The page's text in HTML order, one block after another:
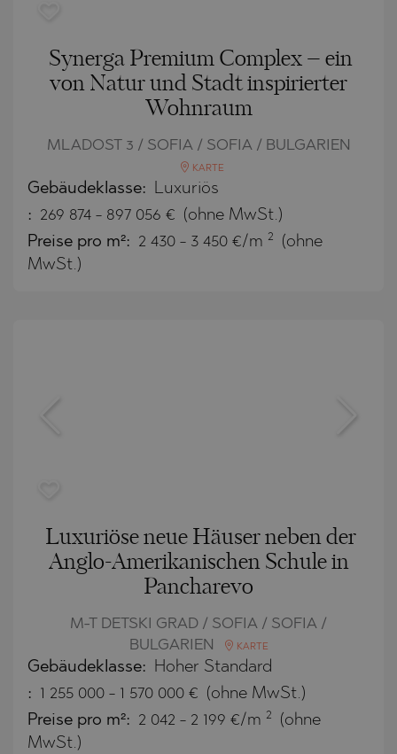
Synerga Premium Complex – ein
von Natur und Stadt inspirierter
Wohnraum
MLADOST 3 / SOFIA / SOFIA / BULGARIEN
KARTE
Gebäudeklasse: Luxuriös
: 269 874 - 897 056 € (ohne MwSt.)
Preise pro m²: 2 430 - 3 450 €/m 2
(ohne
MwSt.)
Luxuriöse neue Häuser neben der
Anglo-Amerikanischen Schule in
Pancharevo
M-T DETSKI GRAD / SOFIA / SOFIA /
BULGARIEN
KARTE
Gebäudeklasse: Hoher Standard
: 1 255 000 - 1 570 000 € (ohne MwSt.)
Preise pro m²: 2 042 - 2 199 €/m 2
(ohne
MwSt.)